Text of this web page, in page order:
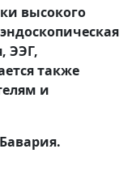
высокого
ЭЭГ,
также
и